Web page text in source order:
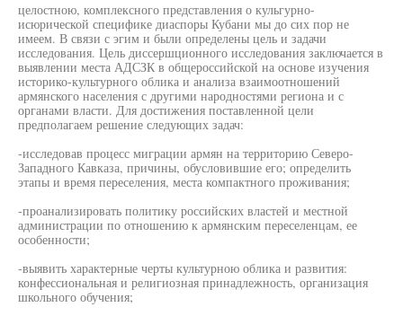
целостною, комплексного представления о кульгурно-
исюрической специфике диаспоры Кубани мы до сих пор не
имеем. В связи с эгим и были определены цель и задачи
исследования. Цель диссершционного исследования заключается в
выявлении места АДСЗК в общероссийской на основе изучения
историко-культурного облика и анализа взаимоотношений
армянского населения с другими народностями региона и с
органами власти. Для достижения поставленной цели
предполагаем решение следующих задач:
-исследовав процесс миграции армян на территорию Северо-
Западного Кавказа, причины, обусловившие его; определить
этапы и время переселения, места компактного проживания;
-проанализировать политику российских властей и местной
администрации по отношению к армянским переселенцам, ее
особенности;
-выявить характерные черты культурною облика и развития:
конфессиональная и религиозная принадлежность, организация
школьного обучения;